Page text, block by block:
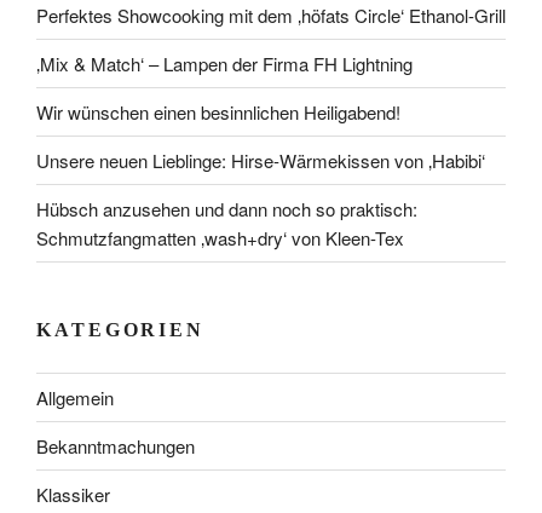
Perfektes Showcooking mit dem ‚höfats Circle‘ Ethanol-Grill
‚Mix & Match‘ – Lampen der Firma FH Lightning
Wir wünschen einen besinnlichen Heiligabend!
Unsere neuen Lieblinge: Hirse-Wärmekissen von ‚Habibi‘
Hübsch anzusehen und dann noch so praktisch:
Schmutzfangmatten ‚wash+dry‘ von Kleen-Tex
KATEGORIEN
Allgemein
Bekanntmachungen
Klassiker